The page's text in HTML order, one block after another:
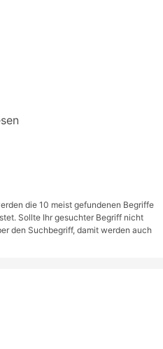
die 10 meist gefundenen Begriffe
Sollte Ihr gesuchter Begriff nicht
den Suchbegriff, damit werden auch